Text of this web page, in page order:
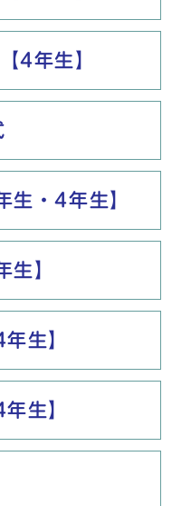
4年生】
・4年生】
生】
生】
生】